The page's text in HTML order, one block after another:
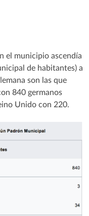
el municipio ascendía
de habitantes) a
son las que
840 germanos
Unido con 220.